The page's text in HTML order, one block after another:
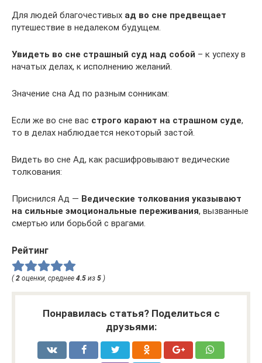
Для людей благочестивых ад во сне предвещает
путешествие в недалеком будущем.
Увидеть во сне страшный суд над собой – к успеху в
начатых делах, к исполнению желаний.
Значение сна Ад по разным сонникам:
Если же во сне вас строго карают на страшном суде,
то в делах наблюдается некоторый застой.
Видеть во сне Ад, как расшифровывают ведические
толкования:
Приснился Ад — Ведические толкования указывают
на сильные эмоциональные переживания, вызванные
смертью или борьбой с врагами.
Рейтинг
(2 оценки, среднее 4.5 из 5 )
Понравилась статья? Поделиться с
друзьями: